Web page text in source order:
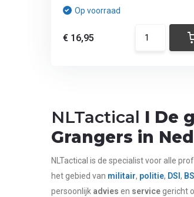
Op voorraad
€ 16,95
NLTactical I De
Grangers in
NLTactical is de specialist voor alle
het gebied van militair, politie, DSI ,
persoonlijk advies en servicegericht